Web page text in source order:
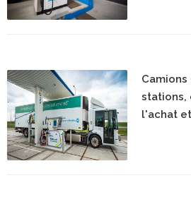
Camions
stations,
l'achat